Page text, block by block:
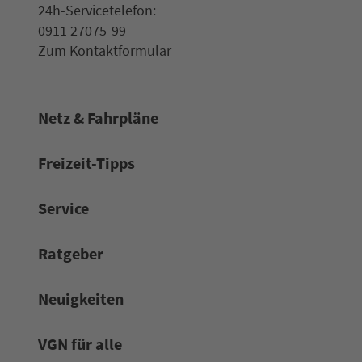
24h-Ser­vice­te­le­fon:
0911 27075-99
Zum Kon­taktformular
Netz & Fahrpläne
Frei­zeit-Tipps
Service
Rat­ge­ber
Neuigkeiten
VGN für alle